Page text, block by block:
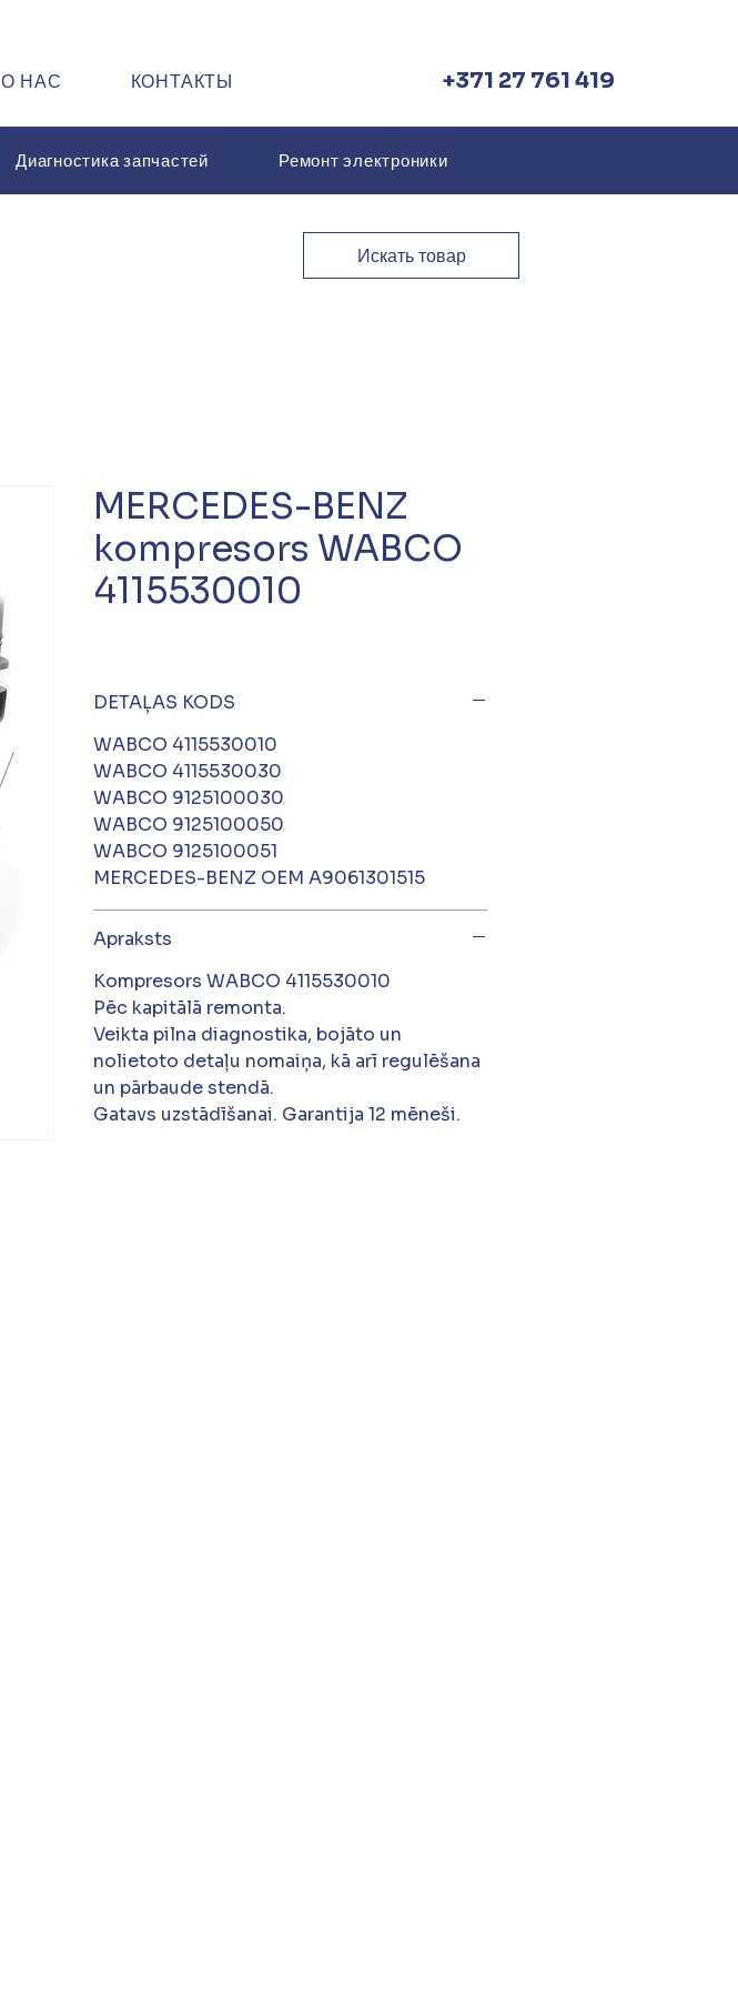
О НАС КОНТАКТЫ +371 27 761 419
Диагностика запчастей Ремонт электроники
Искать товар
MERCEDES-BENZ
kompresors WABCO
4115530010
DETAĻAS KODS
WABCO 4115530010
WABCO 4115530030
WABCO 9125100030
WABCO 9125100050
WABCO 9125100051
MERCEDES-BENZ OEM A9061301515
Apraksts
Kompresors WABCO 4115530010
Pēc kapitālā remonta.
Veikta pilna diagnostika, bojāto un
nolietoto detaļu nomaiņa, kā arī regulēšana
un pārbaude stendā.
Gatavs uzstādīšanai. Garantija 12 mēneši.